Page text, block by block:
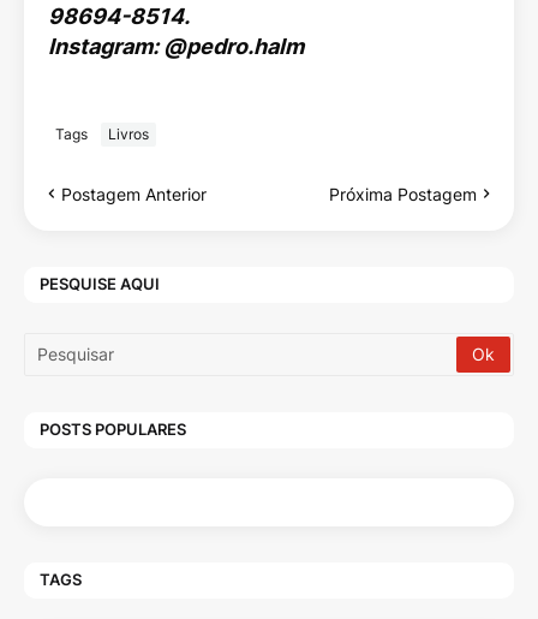
98694-8514.
Instagram: @pedro.halm
Tags Livros
Postagem Anterior Próxima Postagem
PESQUISE AQUI
POSTS POPULARES
TAGS